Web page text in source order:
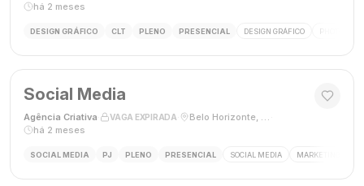
há 2 meses
DESIGN GRÁFICO CLT PLENO PRESENCIAL DESIGN GRÁFICO PHOTOSHOP
Social Media
Agência Criativa VAGA EXPIRADA Belo Horizonte, Brasil
há 2 meses
SOCIAL MEDIA PJ PLENO PRESENCIAL SOCIAL MEDIA MARKETING